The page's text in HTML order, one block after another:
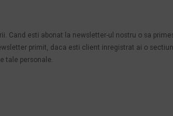
Cand esti abonat la newsletter-ul nostru o sa
primit, daca esti client inregistrat ai o
tale personale.